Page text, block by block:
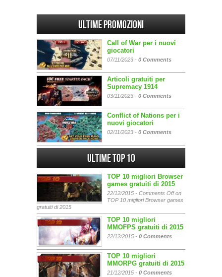
Ultime promozioni
Call of War per i nuovi
giocatori
07/11/2023 - 0 Comments
Articoli gratuiti per
Supremacy 1914
03/11/2023 - 0 Comments
Conflict of Nations per i
nuovi giocatori
02/11/2023 - 0 Comments
Ultime Top 10
TOP 10 migliori Browser
games gratuiti di 2015
22/12/2015 - Comments Offon
TOP 10 migliori Browser games
gratuiti di 2015
TOP 10 migliori
MMOFPS gratuiti di 2015
22/12/2015 - 0 Comments
TOP 10 migliori
MMORPG gratuiti di 2015
21/12/2015 - 0 Comments